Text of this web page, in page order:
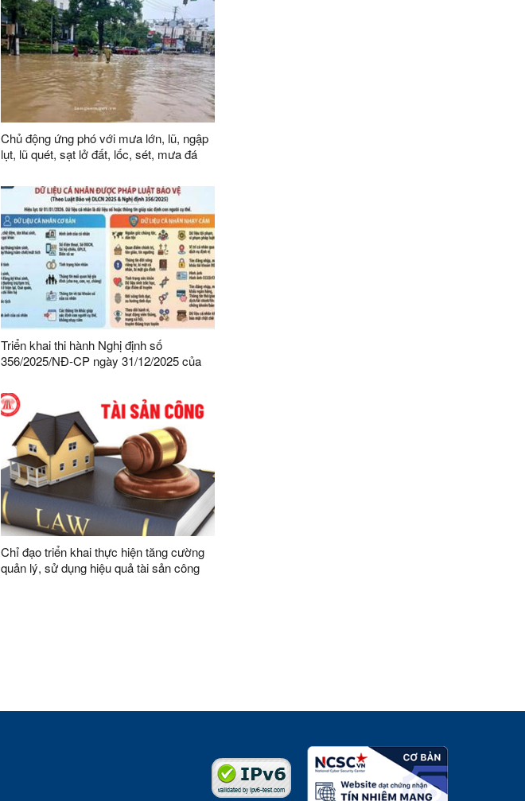
Chủ động ứng phó với mưa lớn, lũ, ngập
lụt, lũ quét, sạt lở đất, lốc, sét, mưa đá
Triển khai thi hành Nghị định số
356/2025/NĐ-CP ngày 31/12/2025 của
và biện pháp thi hành Luật Bảo vệ dữ liệu
cá nhân trên địa bàn tỉnh Lạng Sơn
Chỉ đạo triển khai thực hiện tăng cường
quản lý, sử dụng hiệu quả tài sản công